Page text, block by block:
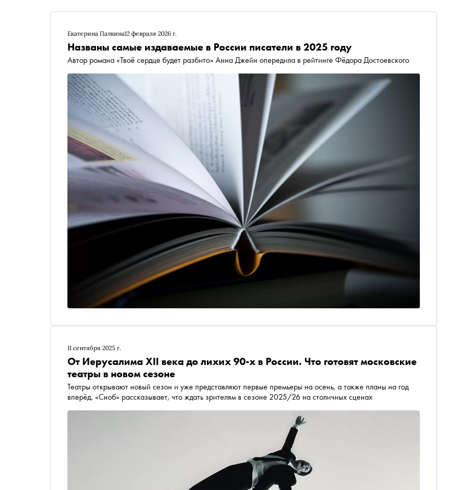
Екатерина Палкина12 февраля 2026 г.
Названы самые издаваемые в России писатели в 2025 году
Автор романа «Твоё сердце будет разбито» Анна Джейн опередила в рейтинге Фёдора Достоевского
11 сентября 2025 г.
От Иерусалима XII века до лихих 90-х в России. Что готовят московские
театры в новом сезоне
Театры открывают новый сезон и уже представляют первые премьеры на осень, а также планы на год
вперёд. «Сноб» рассказывает, что ждать зрителям в сезоне 2025/26 на столичных сценах